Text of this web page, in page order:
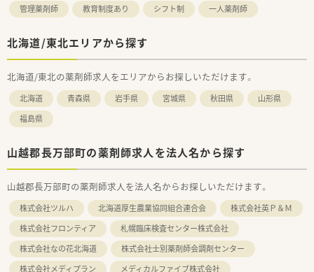
管理薬剤師
教育制度あり シフト制 一人薬剤師
北海道/東北エリアから探す
北海道/東北の薬剤師求人をエリアからお探しいただけます。
北海道 青森県 岩手県 宮城県 秋田県
山形県
福島県
山越郡長万部町の薬剤師求人を法人名から探す
山越郡長万部町の薬剤師求人を法人名からお探しいただけます。
株式会社ツルハ 北海道厚生農業協同組合連合会
株式会社英Ｐ＆Ｍ
株式会社フロンティア
札幌臨床検査センター株式会社
株式会社なの花北海道
株式会社士別薬剤師会調剤センター
株式会社メディプラン
メディカルファイブ株式会社